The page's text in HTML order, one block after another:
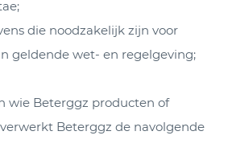
die noodzakelijk zijn voor
geldende wet- en regelgeving;
wie Beterggz producten of
Beterggz de navolgende